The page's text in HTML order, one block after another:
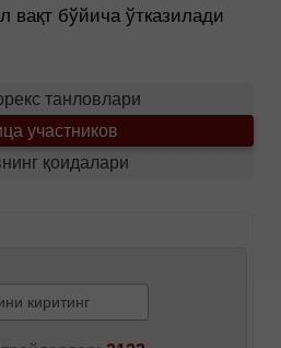
вақт бўйича ўтказилади
танловлари
участников
қоидалари